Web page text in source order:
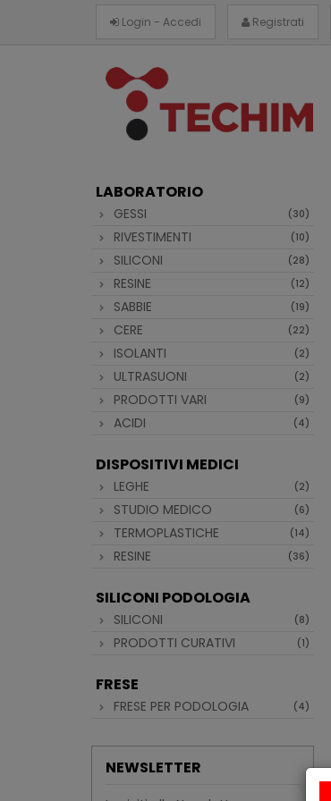
Login - Accedi Registrati
LABORATORIO
GESSI (30)
RIVESTIMENTI (10)
SILICONI (28)
RESINE (12)
SABBIE (19)
CERE (22)
ISOLANTI (2)
ULTRASUONI (2)
PRODOTTI VARI (9)
ACIDI (4)
DISPOSITIVI MEDICI
LEGHE (2)
STUDIO MEDICO (6)
TERMOPLASTICHE (14)
RESINE (36)
SILICONI PODOLOGIA
SILICONI (8)
PRODOTTI CURATIVI (1)
FRESE
FRESE PER PODOLOGIA (4)
NEWSLETTER